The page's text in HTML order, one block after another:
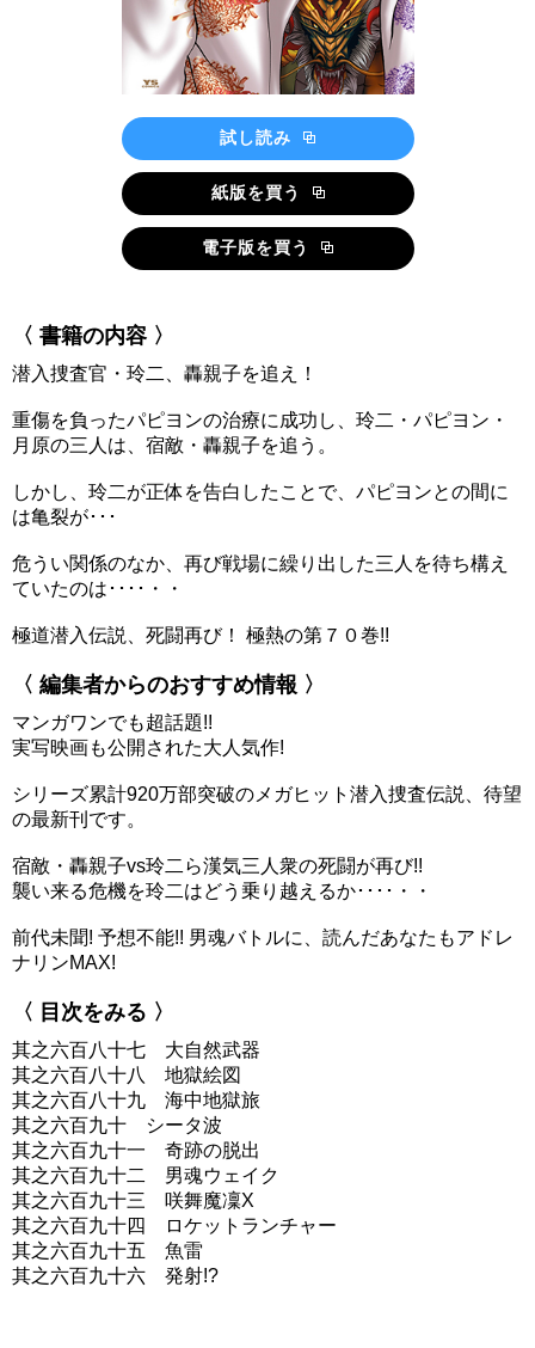
試し読み
紙版を買う
電子版を買う
〈 書籍の内容 〉
潜入捜査官・玲二、轟親子を追え！
重傷を負ったパピヨンの治療に成功し、玲二・パピヨン・
月原の三人は、宿敵・轟親子を追う。
しかし、玲二が正体を告白したことで、パピヨンとの間に
は亀裂が･･･
危うい関係のなか、再び戦場に繰り出した三人を待ち構え
ていたのは････・・
極道潜入伝説、死闘再び！ 極熱の第７０巻!!
〈 編集者からのおすすめ情報 〉
マンガワンでも超話題!!
実写映画も公開された大人気作!
シリーズ累計920万部突破のメガヒット潜入捜査伝説、待望
の最新刊です。
宿敵・轟親子vs玲二ら漢気三人衆の死闘が再び!!
襲い来る危機を玲二はどう乗り越えるか････・・
前代未聞! 予想不能!! 男魂バトルに、読んだあなたもアドレ
ナリンMAX!
〈 目次をみる 〉
其之六百八十七 大自然武器
其之六百八十八 地獄絵図
其之六百八十九 海中地獄旅
其之六百九十 シータ波
其之六百九十一 奇跡の脱出
其之六百九十二 男魂ウェイク
其之六百九十三 咲舞魔凜X
其之六百九十四 ロケットランチャー
其之六百九十五 魚雷
其之六百九十六 発射!?